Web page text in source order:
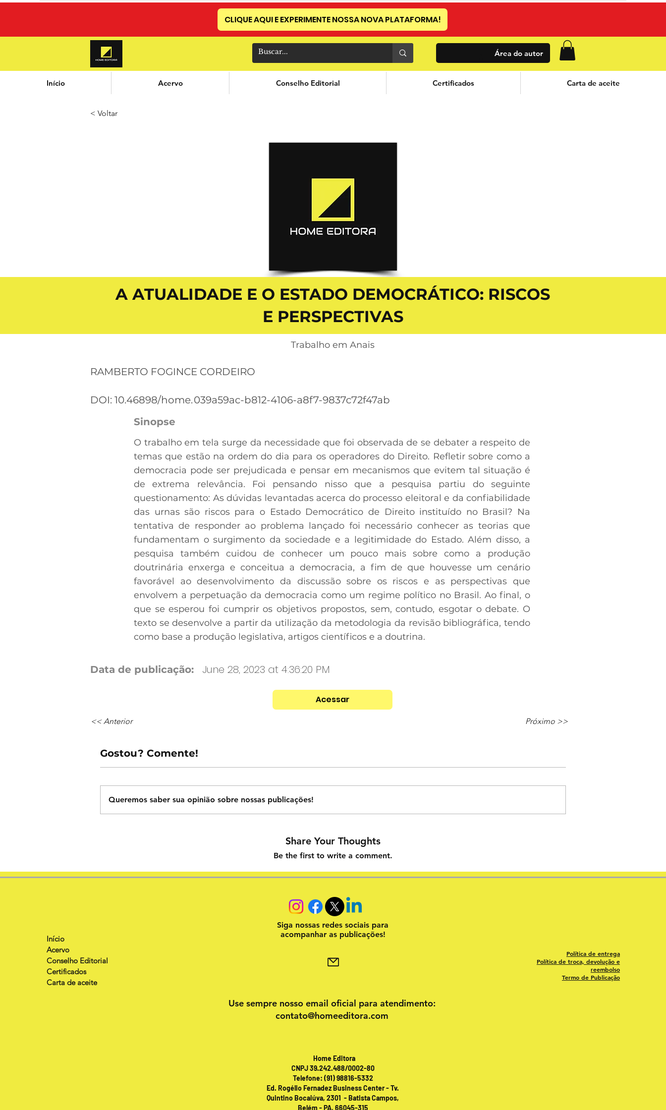
Área do autor
CLIQUE AQUI E EXPERIMENTE NOSSA NOVA PLATAFORMA!
Início Acervo Conselho Editorial Certificados Carta de aceite
< Voltar
A ATUALIDADE E O ESTADO DEMOCRÁTICO: RISCOS
E PERSPECTIVAS
Trabalho em Anais
RAMBERTO FOGINCE CORDEIRO
DOI: 10.46898/home.039a59ac-b812-4106-a8f7-9837c72f47ab
Sinopse
O trabalho em tela surge da necessidade que foi observada de se debater a respeito de
temas que estão na ordem do dia para os operadores do Direito. Refletir sobre como a
democracia pode ser prejudicada e pensar em mecanismos que evitem tal situação é
de extrema relevância. Foi pensando nisso que a pesquisa partiu do seguinte
questionamento: As dúvidas levantadas acerca do processo eleitoral e da confiabilidade
das urnas são riscos para o Estado Democrático de Direito instituído no Brasil? Na
tentativa de responder ao problema lançado foi necessário conhecer as teorias que
fundamentam o surgimento da sociedade e a legitimidade do Estado. Além disso, a
pesquisa também cuidou de conhecer um pouco mais sobre como a produção
doutrinária enxerga e conceitua a democracia, a fim de que houvesse um cenário
favorável ao desenvolvimento da discussão sobre os riscos e as perspectivas que
envolvem a perpetuação da democracia como um regime político no Brasil. Ao final, o
que se esperou foi cumprir os objetivos propostos, sem, contudo, esgotar o debate. O
texto se desenvolve a partir da utilização da metodologia da revisão bibliográfica, tendo
como base a produção legislativa, artigos científicos e a doutrina.
Data de publicação: June 28, 2023 at 4:36:20 PM
Acessar
<< Anterior Próximo >>
Gostou? Comente!
Queremos saber sua opinião sobre nossas publicações!
Share Your Thoughts
Be the first to write a comment.
Início
Acervo
Conselho Editorial
Certificados
Carta de aceite
Siga nossas redes sociais para
acompanhar as publicações!
Política de entrega
Política de troca, devolução e
reembolso
Termo de Publicação
Use sempre nosso email oficial para atendimento:
contato@homeeditora.com
Home Editora
CNPJ 39.242.488/0002-80
Telefone: (91) 98816-5332
Ed. Rogélio Fernadez Business Center - Tv.
Quintino Bocaiúva, 2301 - Batista Campos,
Belém - PA, 66045-315